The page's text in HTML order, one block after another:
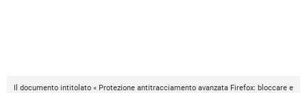
Il documento intitolato « Protezione antitracciamento avanzata Firefox: bloccare e